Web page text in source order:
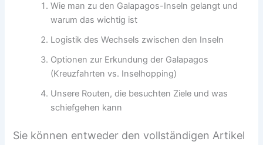
Wie man zu den Galapagos-Inseln gelangt und
warum das wichtig ist
Logistik des Wechsels zwischen den Inseln
Optionen zur Erkundung der Galapagos
(Kreuzfahrten vs. Inselhopping)
Unsere Routen, die besuchten Ziele und was
schiefgehen kann
Sie können entweder den vollständigen Artikel